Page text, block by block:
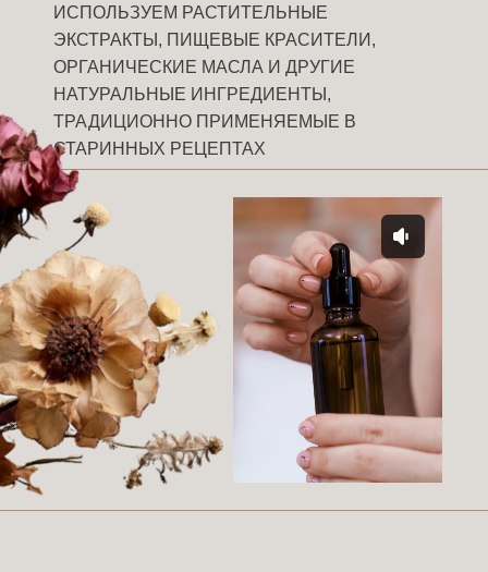
ИСПОЛЬЗУЕМ РАСТИТЕЛЬНЫЕ
ЭКСТРАКТЫ, ПИЩЕВЫЕ КРАСИТЕЛИ,
ОРГАНИЧЕСКИЕ МАСЛА И ДРУГИЕ
НАТУРАЛЬНЫЕ ИНГРЕДИЕНТЫ,
ТРАДИЦИОННО ПРИМЕНЯЕМЫЕ В
СТАРИННЫХ РЕЦЕПТАХ